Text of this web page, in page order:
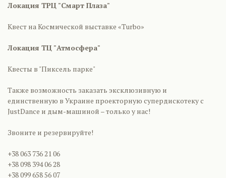
Локация ТРЦ "Смарт Плаза"
Квест на Космической выставке «Turbo»
Локация ТЦ "Атмосфера"
Квесты в "Пиксель парке"
Также возможность заказать эксклюзивную и
единственную в Украине проекторную супердискотеку с
JustDance и дым-машиной – только у нас!
Звоните и резервируйте!
+38 063 736 21 06
+38 098 394 06 28
+38 099 658 56 07